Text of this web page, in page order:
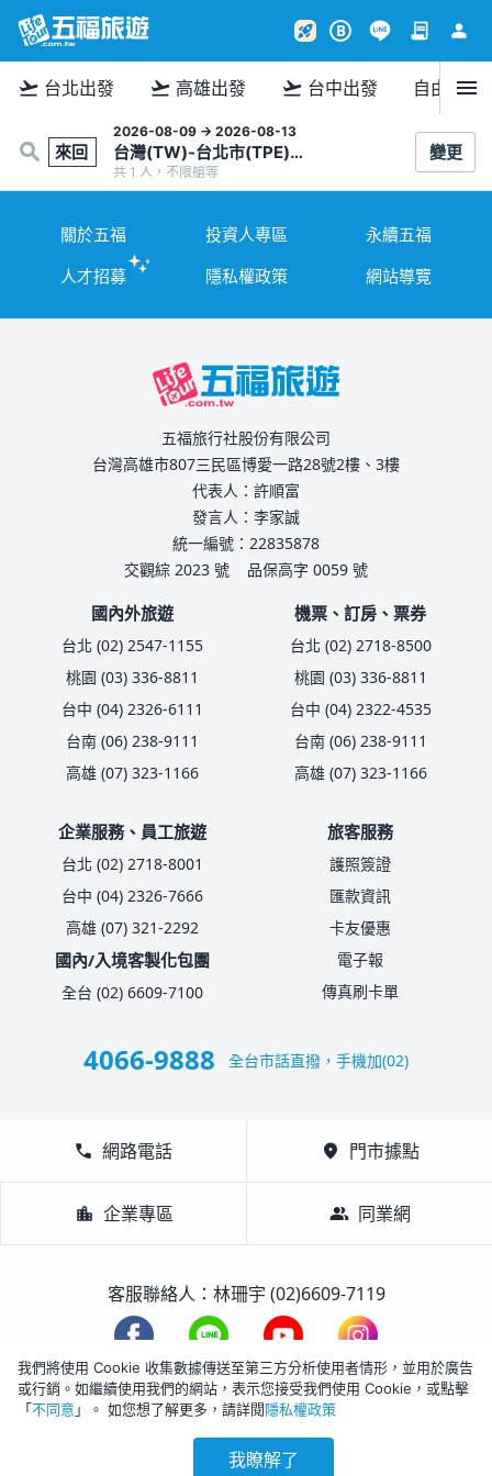
rocket_launch B contract person
flight_takeoff 台北出發 flight_takeoff 高雄出發 flight_takeoff 台中出發 自由行menu
來回
2026-08-09 → 2026-08-13
台灣(TW)-台北市(TPE) →
共 1 人，不限艙等
變更
關於五福 投資人專區
永續五福
人才招募
隱私權政策 網站導覽
五福旅行社股份有限公司
台灣高雄市807三民區博愛一路28號2樓、3樓
代表人：許順富
發言人：李家誠
統一編號：22835878
交觀綜 2023 號
品保高字 0059 號
國內外旅遊
台北 (02) 2547-1155
桃園 (03) 336-8811
台中 (04) 2326-6111
台南 (06) 238-9111
高雄 (07) 323-1166
機票、訂房、票券
台北 (02) 2718-8500
桃園 (03) 336-8811
台中 (04) 2322-4535
台南 (06) 238-9111
高雄 (07) 323-1166
企業服務、員工旅遊
台北 (02) 2718-8001
台中 (04) 2326-7666
高雄 (07) 321-2292
國內/入境客製化包團
全台 (02) 6609-7100
旅客服務
護照簽證
匯款資訊
卡友優惠
電子報
傳真刷卡單
4066-9888 全台市話直撥，手機加(02)
call 網路電話 location_on 門市據點
location_city 企業專區 group 同業網
客服聯絡人：林珊宇 (02)6609-7119
1988-2026 © Lifetour All Rights Reserved.
我們將使用 Cookie 收集數據傳送至第三方分析使用者情形，並用於廣告
或行銷。如繼續使用我們的網站，表示您接受我們使用 Cookie，或點擊
「不同意 」。 如您想了解更多，請詳閱隱私權政策
我瞭解了